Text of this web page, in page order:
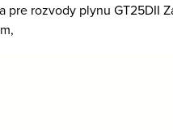
pre rozvody plynu GT25DII